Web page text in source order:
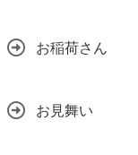
お稲荷さん
お見舞い